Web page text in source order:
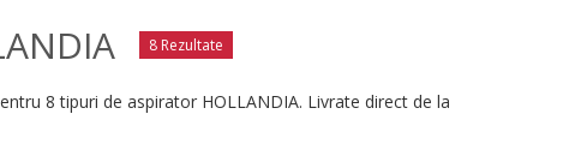
8 Rezultate
8 tipuri de aspirator HOLLANDIA. Livrate direct de la